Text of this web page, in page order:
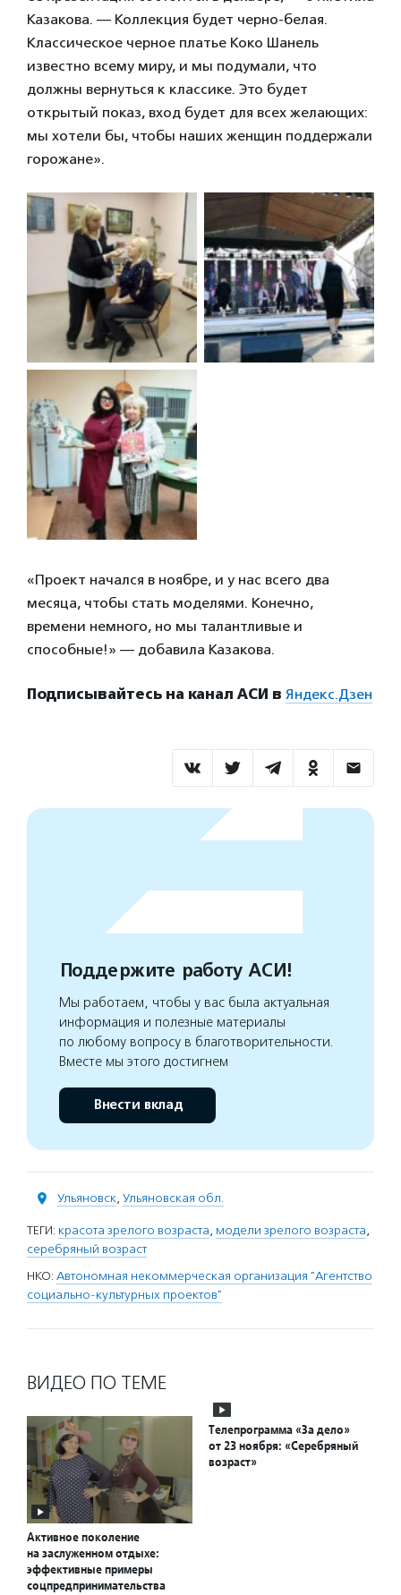
Казакова. — Коллекция будет черно-белая.
Классическое черное платье Коко Шанель
известно всему миру, и мы подумали, что
должны вернуться к классике. Это будет
открытый показ, вход будет для всех желающих:
мы хотели бы, чтобы наших женщин поддержали
горожане».
«Проект начался в ноябре, и у нас всего два
месяца, чтобы стать моделями. Конечно,
времени немного, но мы талантливые и
способные!» — добавила Казакова.
Подписывайтесь на канал АСИ в Яндекс.Дзен
Поддержите работу АСИ!
Мы работаем, чтобы у вас была актуальная
информация и полезные материалы
по любому вопросу в благотворительности.
Вместе мы этого достигнем
Внести вклад
Ульяновск, Ульяновская обл.
ТЕГИ: красота зрелого возраста, модели зрелого возраста,
серебряный возраст
НКО: Автономная некоммерческая организация "Агентство
социально-культурных проектов"
ВИДЕО ПО ТЕМЕ
Активное поколение
на заслуженном отдыхе:
эффективные примеры
соцпредпринимательства
Телепрограмма «За дело»
от 23 ноября: «Серебряный
возраст»